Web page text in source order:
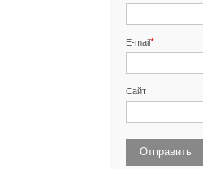
E-mail*
Сайт